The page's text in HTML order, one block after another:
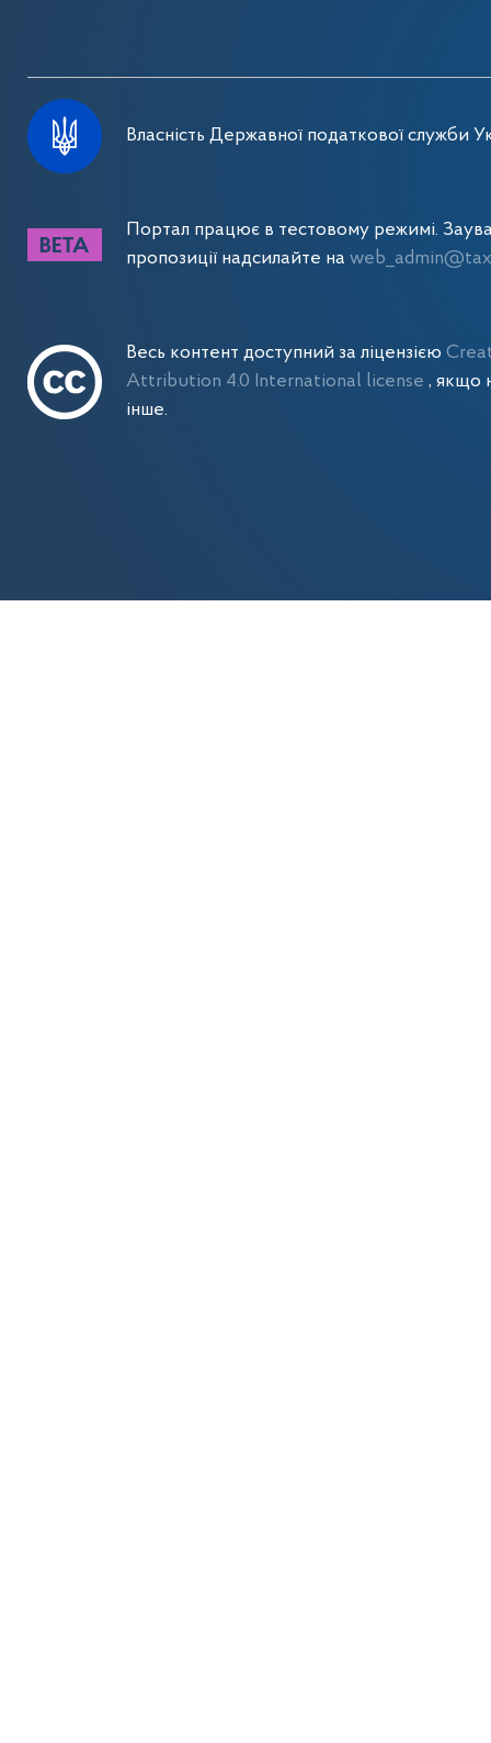
Власність Державної податкової служби
Портал працює в тестовому режимі.
пропозиції надсилайте на
Весь контент доступний за ліцензією
Attribution 4.0 International license , якщо
інше.